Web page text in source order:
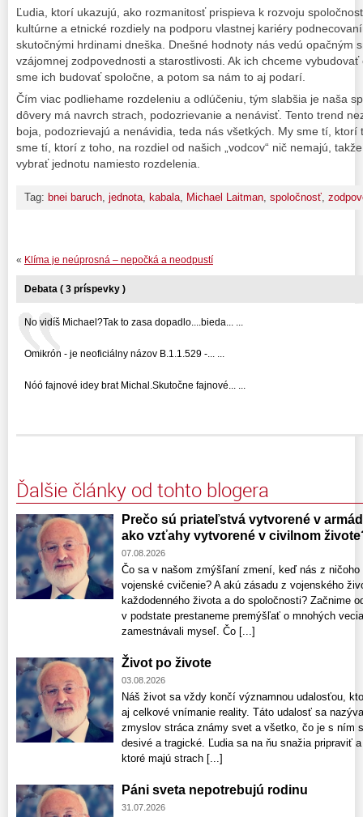
Ľudia, ktorí ukazujú, ako rozmanitosť prispieva k rozvoju
kultúrne a etnické rozdiely na podporu vlastnej kariéry
skutočnými hrdinami dneška. Dnešné hodnoty nás vedú opačným
vzájomnej zodpovednosti a starostlivosti. Ak ich chceme
sme ich budovať spoločne, a potom sa nám to aj podarí.
Čím viac podliehame rozdeleniu a odlúčeniu, tým slabšia je naša
dôvery má navrch strach, podozrievanie a nenávisť. Tento trend
boja, podozrievajú a nenávidia, teda nás všetkých. My sme tí,
sme tí, ktorí z toho, na rozdiel od našich „vodcov“ nič nemajú,
vybrať jednotu namiesto rozdelenia.
Tag: bnei baruch, jednota, kabala, Michael Laitman, spoločnosť,
« Klíma je neúprosná – nepočká a neodpustí
Debata ( 3 príspevky )
No vidíš Michael?Tak to zasa dopadlo....bieda... ...
Omikrón - je neoficiálny názov B.1.1.529 -... ...
Nóó fajnové idey brat Michal.Skutočne fajnové... ...
Ďalšie články od tohto blogera
Prečo sú priateľstvá vytvorené v
ako vzťahy vytvorené v civilnom
07.08.2026
Čo sa v našom zmýšľaní zmení, keď nás z
vojenské cvičenie? A akú zásadu z vojenského
každodenného života a do spoločnosti? Začnime
v podstate prestaneme premýšľať o mnohých
zamestnávali myseľ. Čo [...]
Život po živote
03.08.2026
Náš život sa vždy končí významnou udalosťou,
aj celkové vnímanie reality. Táto udalosť sa
zmyslov stráca známy svet a všetko, čo je s ním
desivé a tragické. Ľudia sa na ňu snažia pripraviť
ktoré majú strach [...]
Páni sveta nepotrebujú rodinu
31.07.2026